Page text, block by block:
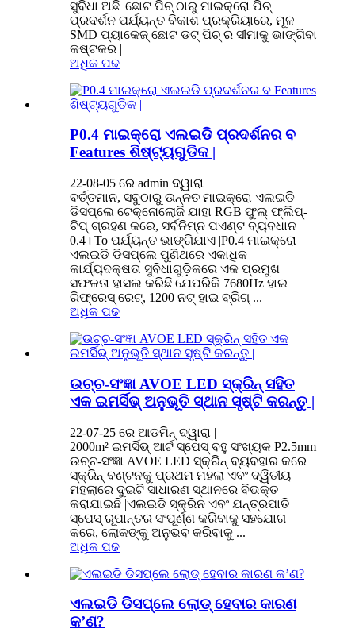
ସୁବିଧା ଅଛି |ଛୋଟ ପିଚ୍ ଠାରୁ ମାଇକ୍ରୋ ପିଚ୍
ପ୍ରଦର୍ଶନ ପର୍ଯ୍ୟନ୍ତ ବିକାଶ ପ୍ରକ୍ରିୟାରେ, ମୂଳ
SMD ପ୍ୟାକେଜ୍ ଛୋଟ ଡଟ୍ ପିଚ୍ ର ସୀମାକୁ ଭାଙ୍ଗିବା
କଷ୍ଟକର |
ଅଧିକ ପଢ
P0.4 ମାଇକ୍ରୋ ଏଲଇଡି ପ୍ରଦର୍ଶନର ବ
Features ଶିଷ୍ଟ୍ୟଗୁଡିକ |
22-08-05 ରେ admin ଦ୍ୱାରା
ବର୍ତ୍ତମାନ, ସବୁଠାରୁ ଉନ୍ନତ ମାଇକ୍ରୋ ଏଲଇଡି
ଡିସପ୍ଲେ ଟେକ୍ନୋଲୋଜି ଯାହା RGB ଫୁଲ୍ ଫ୍ଲିପ୍-
ଚିପ୍ ଗ୍ରହଣ କରେ, ସର୍ବନିମ୍ନ ପଏଣ୍ଟ ବ୍ୟବଧାନ
0.4। To ପର୍ଯ୍ୟନ୍ତ ଭାଙ୍ଗିଯାଏ |P0.4 ମାଇକ୍ରୋ
ଏଲଇଡି ଡିସପ୍ଲେ ପୁଣିଥରେ ଏକାଧିକ
କାର୍ଯ୍ୟଦକ୍ଷତା ସୁବିଧାଗୁଡ଼ିକରେ ଏକ ପ୍ରମୁଖ
ସଫଳତା ହାସଲ କରିଛି ଯେପରିକି 7680Hz ହାଇ
ରିଫ୍ରେସ୍ ରେଟ୍, 1200 ନଟ୍ ହାଇ ବ୍ରିଗ୍ ...
ଅଧିକ ପଢ
ଉଚ୍ଚ-ସଂଜ୍ଞା AVOE LED ସ୍କ୍ରିନ୍ ସହିତ
ଏକ ଇମର୍ସିଭ୍ ଅନୁଭୂତି ସ୍ଥାନ ସୃଷ୍ଟି କରନ୍ତୁ |
22-07-25 ରେ ଆଡମିନ୍ ଦ୍ୱାରା |
2000m² ଇମର୍ସିଭ୍ ଆର୍ଟ ସ୍ପେସ୍ ବହୁ ସଂଖ୍ୟକ P2.5mm
ଉଚ୍ଚ-ସଂଜ୍ଞା AVOE LED ସ୍କ୍ରିନ୍ ବ୍ୟବହାର କରେ |
ସ୍କ୍ରିନ୍ ବଣ୍ଟନକୁ ପ୍ରଥମ ମହଲା ଏବଂ ଦ୍ୱିତୀୟ
ମହଲାରେ ଦୁଇଟି ସାଧାରଣ ସ୍ଥାନରେ ବିଭକ୍ତ
କରାଯାଇଛି |ଏଲଇଡି ସ୍କ୍ରିନ ଏବଂ ଯନ୍ତ୍ରପାତି
ସ୍ପେସ୍ ରୂପାନ୍ତର ସଂପୂର୍ଣ୍ଣ କରିବାକୁ ସହଯୋଗ
କରେ, ଲୋକଙ୍କୁ ଅନୁଭବ କରିବାକୁ ...
ଅଧିକ ପଢ
ଏଲଇଡି ଡିସପ୍ଲେ ଲୋଡ୍ ହେବାର କାରଣ
କ’ଣ?